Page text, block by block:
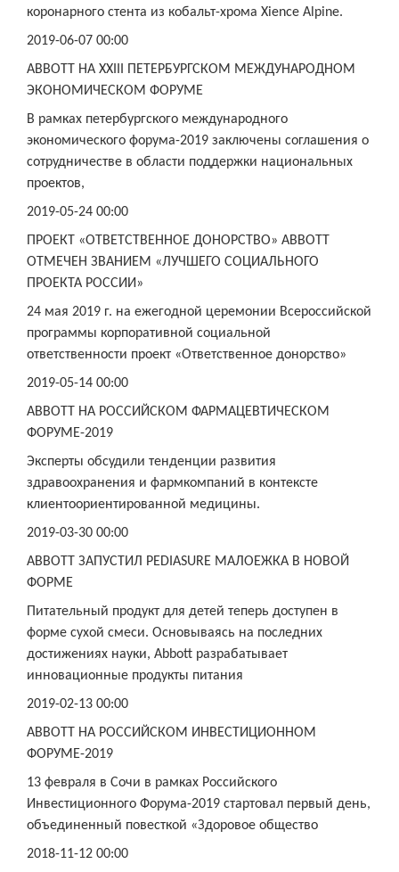
коронарного стента из кобальт-хрома Xience Alpine.
2019-06-07 00:00
ABBOTT НА XXIII ПЕТЕРБУРГСКОМ МЕЖДУНАРОДНОМ
ЭКОНОМИЧЕСКОМ ФОРУМЕ
В рамках петербургского международного
экономического форума-2019 заключены соглашения о
сотрудничестве в области поддержки национальных
проектов,
2019-05-24 00:00
ПРОЕКТ «ОТВЕТСТВЕННОЕ ДОНОРСТВО» ABBOTT
ОТМЕЧЕН ЗВАНИЕМ «ЛУЧШЕГО СОЦИАЛЬНОГО
ПРОЕКТА РОССИИ»
24 мая 2019 г. на ежегодной церемонии Всероссийской
программы корпоративной социальной
ответственности проект «Ответственное донорство»
2019-05-14 00:00
ABBOTT НА РОССИЙСКОМ ФАРМАЦЕВТИЧЕСКОМ
ФОРУМЕ-2019
Эксперты обсудили тенденции развития
здравоохранения и фармкомпаний в контексте
клиентоориентированной медицины.
2019-03-30 00:00
ABBOTT ЗАПУСТИЛ PEDIASURE МАЛОЕЖКА В НОВОЙ
ФОРМЕ
Питательный продукт для детей теперь доступен в
форме сухой смеси. Основываясь на последних
достижениях науки, Abbott разрабатывает
инновационные продукты питания
2019-02-13 00:00
ABBOTT НА РОССИЙСКОМ ИНВЕСТИЦИОННОМ
ФОРУМЕ-2019
13 февраля в Сочи в рамках Российского
Инвестиционного Форума-2019 стартовал первый день,
объединенный повесткой «Здоровое общество
2018-11-12 00:00